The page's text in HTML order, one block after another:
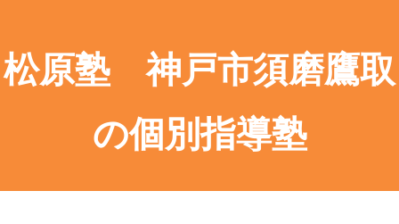
松原塾 神戸市須磨鷹取
の個別指導塾